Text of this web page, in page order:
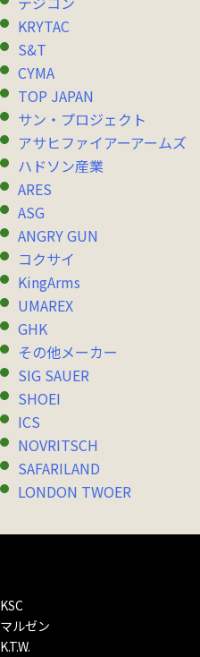
KRYTAC
S&T
CYMA
TOP JAPAN
サン・プロジェクト
アサヒファイアーアームズ
ハドソン産業
ARES
ASG
ANGRY GUN
コクサイ
KingArms
UMAREX
GHK
その他メーカー
SIG SAUER
SHOEI
ICS
NOVRITSCH
SAFARILAND
LONDON TWOER
KSC
マルゼン
K.T.W.